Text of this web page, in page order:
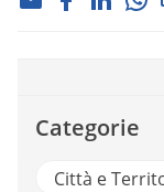
Categorie
Città e